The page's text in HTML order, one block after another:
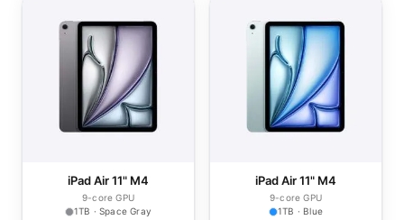
iPad Air 11" M4
9-core GPU
1TB · Space Gray
iPad Air 11" M4
9-core GPU
1TB · Blue